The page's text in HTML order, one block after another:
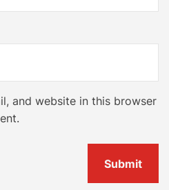
and website in this browser